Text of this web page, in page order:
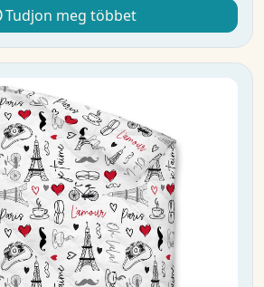
Tudjon meg többet